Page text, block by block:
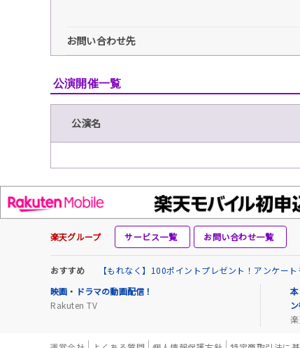
お問い合わせ先
公演開催一覧
公演名
楽天グループ サービス一覧 お問い合わせ一覧
おすすめ
【もれなく】100ポイントプレゼント！アンケー
映画・ドラマの動画配信！
Rakuten TV